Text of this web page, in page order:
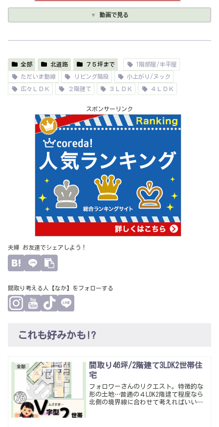
動画で見る
全部 北道路 ７５坪まで 1階部屋/半平屋
ただいま動線 リビング階段 小上がり/ヌック
広々ＬＤＫ ２階建て ３ＬＤＫ ４ＬＤＫ
スポンサーリンク
夫婦 お友達でシェアしよう！
間取り考える人【なか】をフォローする
これも好みかも!?
全部
間取り46坪/2階建て3LDK2世帯住
宅
フォロワーさんのリクエスト。特徴的な
形の土地…普通の４LDK2階建て程度なら
北側の境界線に合わせて考えればいいけ